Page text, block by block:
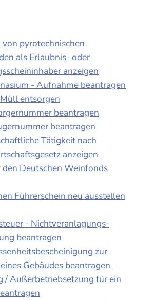
pyrotechnischen
als Erlaubnis- oder
anzeigen
- Aufnahme beantragen
entsorgen
beantragen
beantragen
Tätigkeit nach
anzeigen
Deutschen Weinfonds
Führerschein neu ausstellen
- Nichtveranlagungs-
beantragen
zur
Gebäudes beantragen
/ Außerbetriebsetzung für ein